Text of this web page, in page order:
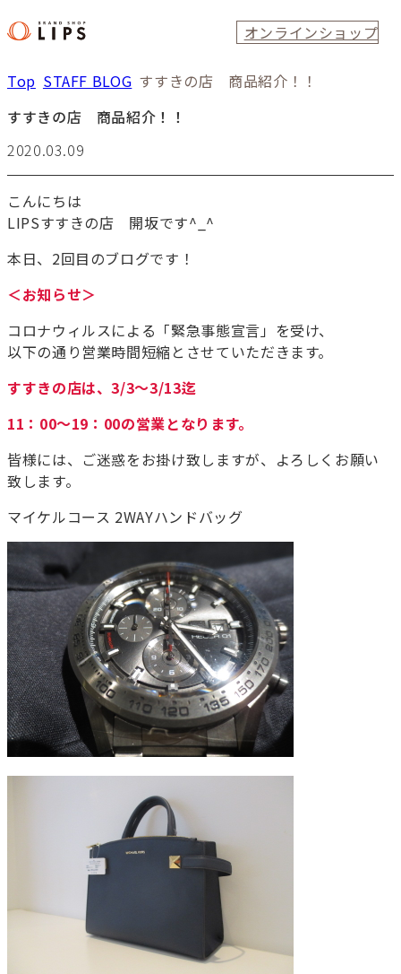
オンラインショップ
Top STAFF BLOG すすきの店 商品紹介！！
すすきの店 商品紹介！！
2020.03.09
こんにちは
LIPSすすきの店 開坂です^_^
本日、2回目のブログです！
＜お知らせ＞
コロナウィルスによる「緊急事態宣言」を受け、
以下の通り営業時間短縮とさせていただきます。
すすきの店は、3/3～3/13迄
11：00～19：00の営業となります。
皆様には、ご迷惑をお掛け致しますが、よろしくお願い
致します。
マイケルコース 2WAYハンドバッグ